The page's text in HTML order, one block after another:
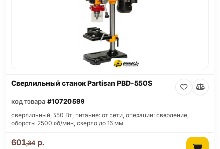
Сверлильный станок Partisan PBD-550S
код товара #10720599
сверлильный, 550 Вт, питание: от сети, операции: сверление,
обороты 2500 об/мин, сверло до 16 мм
601,34р.